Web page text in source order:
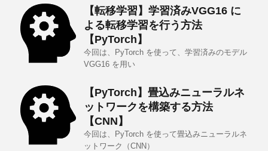
【転移学習】学習済みVGG16 に
よる転移学習を行う方法
【PyTorch】
今回は、PyTorch を使って、学習済みのモデル
VGG16 を用い
【PyTorch】畳込みニューラルネ
ットワークを構築する方法
【CNN】
今回は、PyTorch を使って畳込みニューラルネ
ットワーク（CNN）